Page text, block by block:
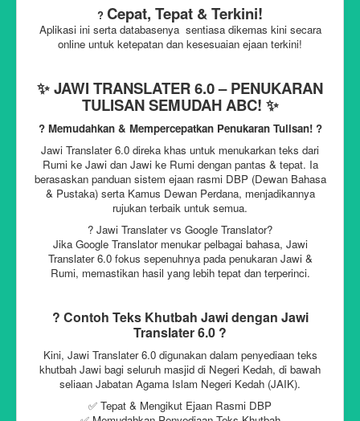
? Cepat, Tepat & Terkini!
Aplikasi ini serta databasenya sentiasa dikemas kini secara
online untuk ketepatan dan kesesuaian ejaan terkini!
✨ JAWI TRANSLATER 6.0 – PENUKARAN
TULISAN SEMUDAH ABC! ✨
? Memudahkan & Mempercepatkan Penukaran Tulisan! ?
Jawi Translater 6.0 direka khas untuk menukarkan teks dari
Rumi ke Jawi dan Jawi ke Rumi dengan pantas & tepat. Ia
berasaskan panduan sistem ejaan rasmi DBP (Dewan Bahasa
& Pustaka) serta Kamus Dewan Perdana, menjadikannya
rujukan terbaik untuk semua.
? Jawi Translater vs Google Translator?
Jika Google Translator menukar pelbagai bahasa, Jawi
Translater 6.0 fokus sepenuhnya pada penukaran Jawi &
Rumi, memastikan hasil yang lebih tepat dan terperinci.
? Contoh Teks Khutbah Jawi dengan Jawi
Translater 6.0 ?
Kini, Jawi Translater 6.0 digunakan dalam penyediaan teks
khutbah Jawi bagi seluruh masjid di Negeri Kedah, di bawah
seliaan Jabatan Agama Islam Negeri Kedah (JAIK).
✅ Tepat & Mengikut Ejaan Rasmi DBP